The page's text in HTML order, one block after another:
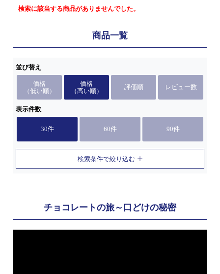
検索に該当する商品がありませんでした。
商品一覧
並び替え
価格
（低い順）
価格
（高い順）
評価順 レビュー数
表示件数
30件 60件 90件
検索条件で絞り込む
チョコレートの旅～口どけの秘密